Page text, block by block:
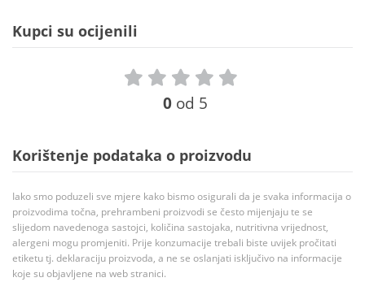
Kupci su ocijenili
0 od 5
Korištenje podataka o proizvodu
Iako smo poduzeli sve mjere kako bismo osigurali da je svaka informacija o
proizvodima točna, prehrambeni proizvodi se često mijenjaju te se
slijedom navedenoga sastojci, količina sastojaka, nutritivna vrijednost,
alergeni mogu promjeniti. Prije konzumacije trebali biste uvijek pročitati
etiketu tj. deklaraciju proizvoda, a ne se oslanjati isključivo na informacije
koje su objavljene na web stranici.